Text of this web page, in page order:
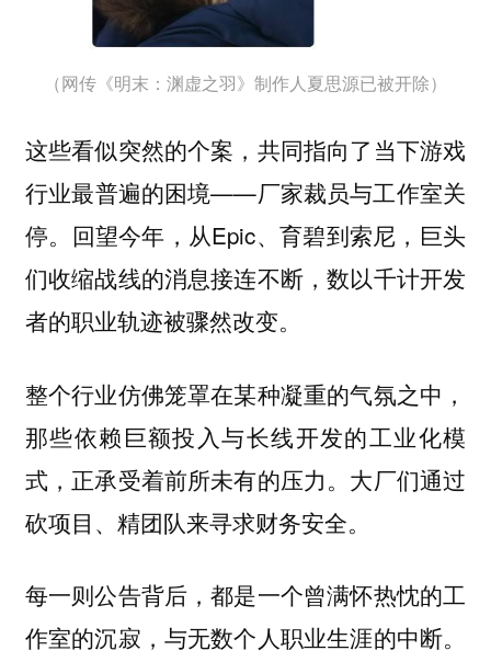
（网传《明末：渊虚之羽》制作人夏思源已被开除）
这些看似突然的个案，共同指向了当下游戏
行业最普遍的困境——厂家裁员与工作室关
停。回望今年，从Epic、育碧到索尼，巨头
们收缩战线的消息接连不断，数以千计开发
者的职业轨迹被骤然改变。
整个行业仿佛笼罩在某种凝重的气氛之中，
那些依赖巨额投入与长线开发的工业化模
式，正承受着前所未有的压力。大厂们通过
砍项目、精团队来寻求财务安全。
每一则公告背后，都是一个曾满怀热忱的工
作室的沉寂，与无数个人职业生涯的中断。